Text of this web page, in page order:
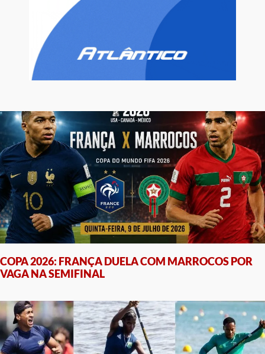
COPA 2026: FRANÇA DUELA COM MARROCOS POR
VAGA NA SEMIFINAL